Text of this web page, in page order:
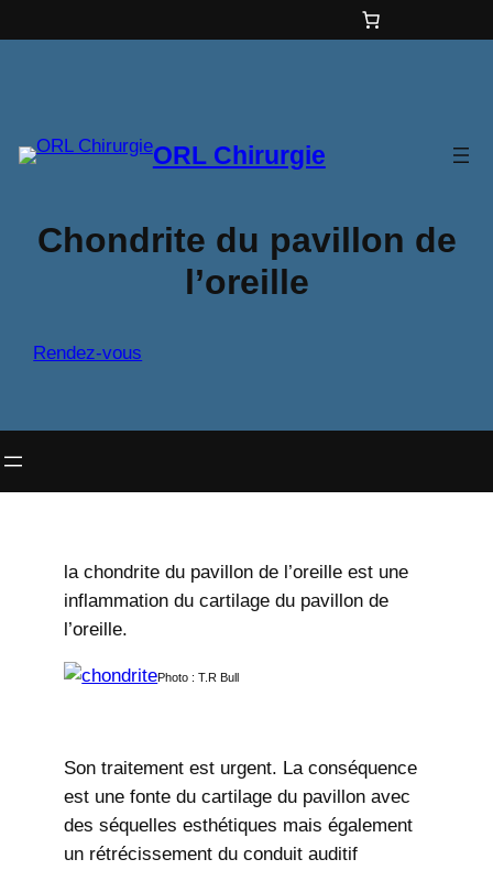
au
ORL Chirurgie
Chondrite du pavillon de
l’oreille
Rendez-vous
la chondrite du pavillon de l’oreille est une
inflammation du cartilage du pavillon de
l’oreille.
Photo : T.R Bull
Son traitement est urgent. La conséquence
est une fonte du cartilage du pavillon avec
des séquelles esthétiques mais également
un rétrécissement du conduit auditif